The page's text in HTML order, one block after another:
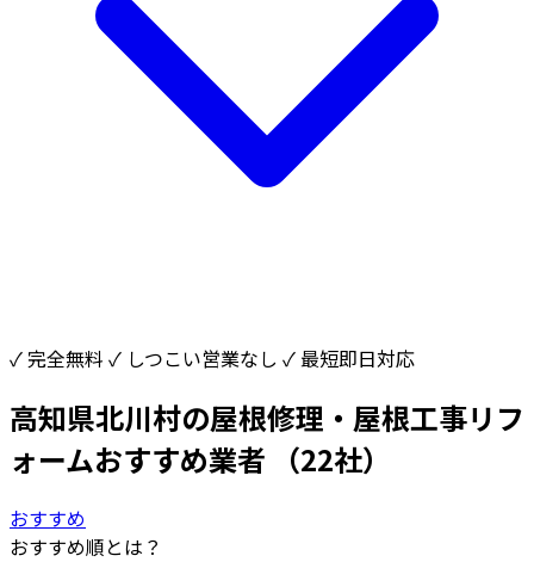
✓ 完全無料 ✓ しつこい営業なし ✓ 最短即日対応
高知県北川村の屋根修理・屋根工事リフ
ォームおすすめ業者
（22社）
おすすめ
おすすめ順とは？